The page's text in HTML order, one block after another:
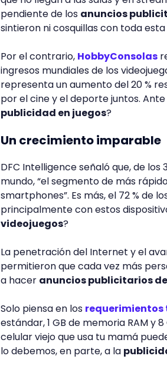
pendiente de los anuncios
sintieron ni cosquillas con toda esta
Por el contrario, HobbyConsolas
ingresos mundiales de los
representa un aumento del 20 %
por el cine y el deporte juntos.
publicidad en juegos?
Un crecimiento imparable
DFC Intelligence señaló que, de los
mundo, “el segmento de más
smartphones”. Es más, el 72 % de
principalmente con estos
videojuegos?
La penetración del Internet y el
permitieron que cada vez más
a hacer anuncios publicitarios
Solo piensa en los requerimientos
estándar, 1 GB de memoria RAM y
celular viejo que usa tu mamá
lo debemos, en parte, a la